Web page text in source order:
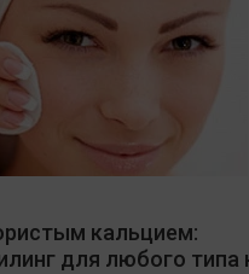
кальцием:
для любого типа